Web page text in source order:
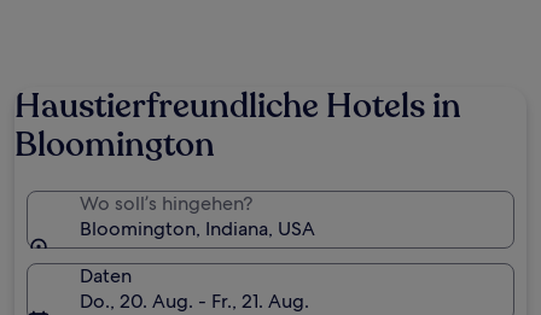
Haustierfreundliche Hotels in
Bloomington
Wo soll’s hingehen?
Bloomington, Indiana, USA
Daten
Do., 20. Aug. - Fr., 21. Aug.